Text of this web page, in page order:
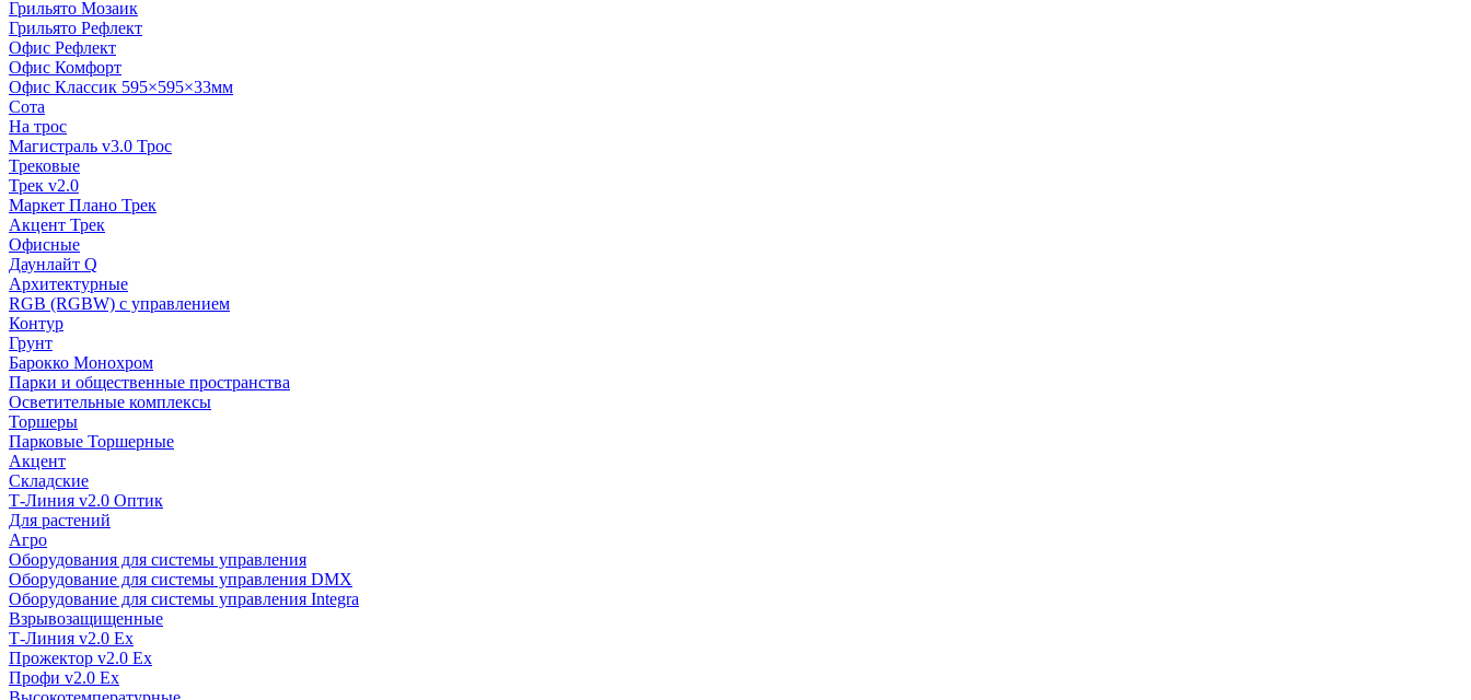
Грильято Мозаик
Грильято Рефлект
Офис Рефлект
Офис Комфорт
Офис Классик 595×595×33мм
Сота
На трос
Магистраль v3.0 Трос
Трековые
Трек v2.0
Маркет Плано Трек
Акцент Трек
Офисные
Даунлайт Q
Архитектурные
RGB (RGBW) с управлением
Контур
Грунт
Барокко Монохром
Парки и общественные пространства
Осветительные комплексы
Торшеры
Парковые Торшерные
Акцент
Складские
Т-Линия v2.0 Оптик
Для растений
Агро
Оборудования для системы управления
Оборудование для системы управления DMX
Оборудование для системы управления Integra
Взрывозащищенные
Т-Линия v2.0 Ex
Прожектор v2.0 Ex
Профи v2.0 Ex